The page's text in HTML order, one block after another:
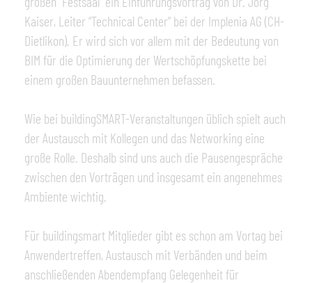
Kaiser, Leiter “Technical Center” bei der Implenia AG (CH-
Dietlikon). Er wird sich vor allem mit der Bedeutung von
BIM für die Optimierung der Wertschöpfungskette bei
einem großen Bauunternehmen befassen.
Wie bei buildingSMART-Veranstaltungen üblich spielt auch
der Austausch mit Kollegen und das Networking eine
große Rolle. Deshalb sind uns auch die Pausengespräche
zwischen den Vorträgen und insgesamt ein angenehmes
Ambiente wichtig.
Für buildingsmart Mitglieder gibt es schon am Vortag bei
Anwendertreffen, Austausch mit Verbänden und beim
anschließenden Abendempfang Gelegenheit für